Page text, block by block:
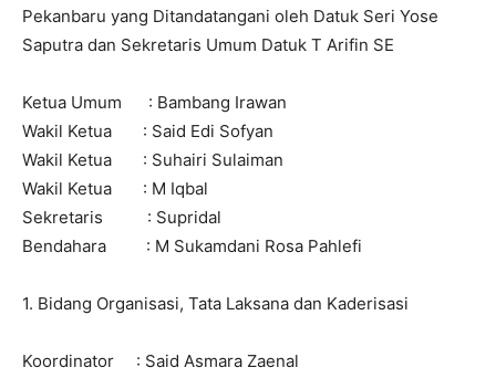
Pekanbaru yang Ditandatangani oleh Datuk Seri Yose
Saputra dan Sekretaris Umum Datuk T Arifin SE
Ketua Umum : Bambang Irawan
Wakil Ketua : Said Edi Sofyan
Wakil Ketua : Suhairi Sulaiman
Wakil Ketua : M Iqbal
Sekretaris : Supridal
Bendahara : M Sukamdani Rosa Pahlefi
1. Bidang Organisasi, Tata Laksana dan Kaderisasi
Koordinator : Said Asmara Zaenal